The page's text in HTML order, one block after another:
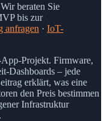
Wir beraten Sie
bis zur
anfragen · IoT-
Projekt. Firmware,
Dashboards – jede
erklärt, was eine
den Preis bestimmen
Infrastruktur